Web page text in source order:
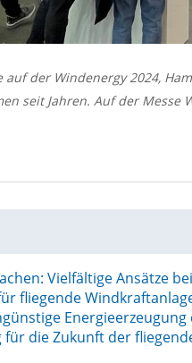
der Windenergy 2024,
seit Jahren. Auf der
Vielfältige Ansätze
fliegende
für die Zukunft der